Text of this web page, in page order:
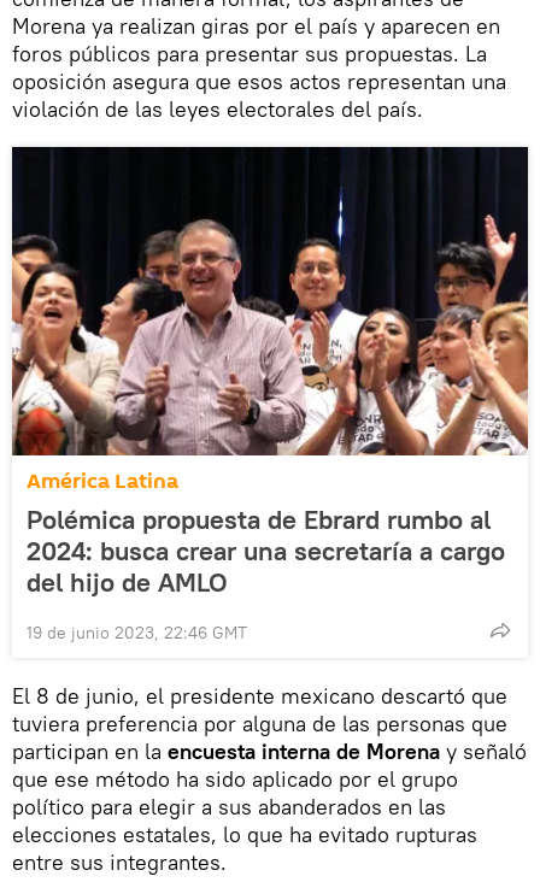
Morena ya realizan giras por el país y aparecen en
foros públicos para presentar sus propuestas. La
oposición asegura que esos actos representan una
violación de las leyes electorales del país.
América Latina
Polémica propuesta de Ebrard rumbo al
2024: busca crear una secretaría a cargo
del hijo de AMLO
19 de junio 2023, 22:46 GMT
El 8 de junio, el presidente mexicano descartó que
tuviera preferencia por alguna de las personas que
participan en la encuesta interna de Morena y señaló
que ese método ha sido aplicado por el grupo
político para elegir a sus abanderados en las
elecciones estatales, lo que ha evitado rupturas
entre sus integrantes.